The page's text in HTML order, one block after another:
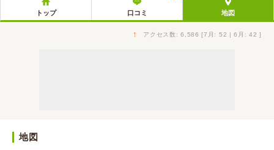
トップ 口コミ 地図
↑ アクセス数: 6,586 [7月: 52 | 6月: 42 ]
地図